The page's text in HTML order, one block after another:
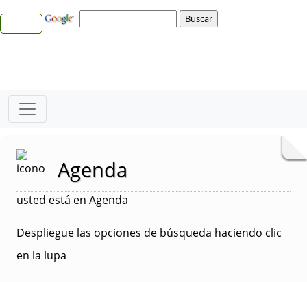
Agenda
usted está en Agenda
Despliegue las opciones de búsqueda haciendo clic
en la lupa